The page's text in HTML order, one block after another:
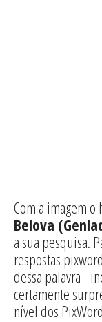
Com a imagem o
Belova
a sua pesquisa.
respostas
dessa palavra -
certamente
nível dos